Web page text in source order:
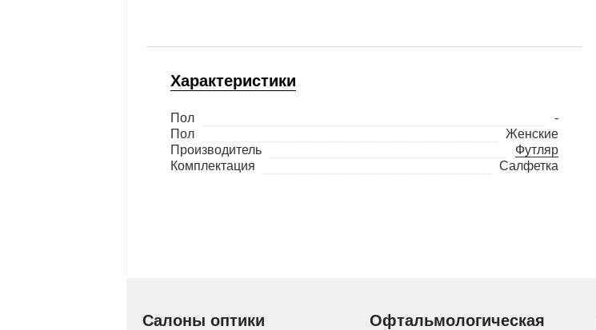
Характеристики
Пол
-
Пол
Женские
Производитель
Футляр
Комплектация
Салфетка
Салоны оптики
Офтальмологическая